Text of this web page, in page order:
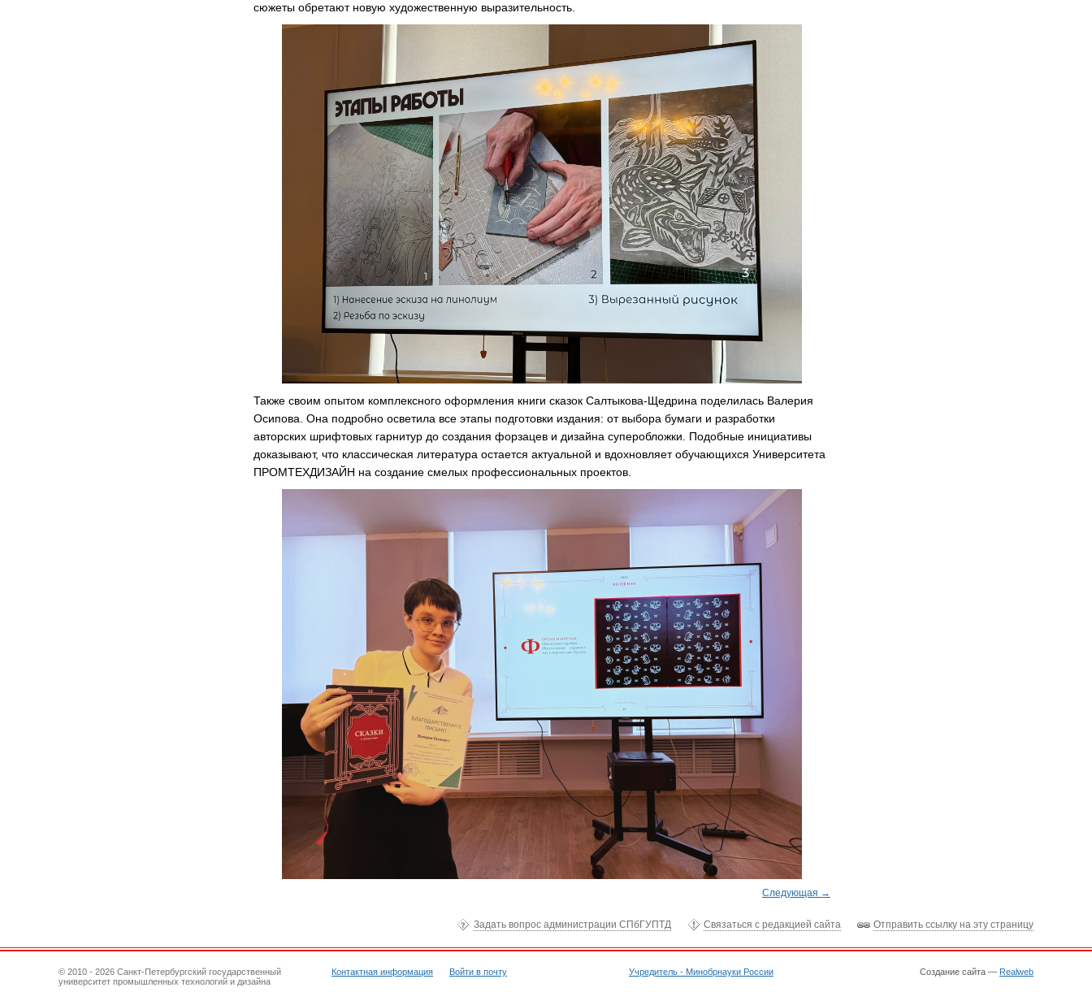
сюжеты обретают новую художественную выразительность.
Также своим опытом комплексного оформления книги сказок Салтыкова-Щедрина поделилась Валерия
Осипова. Она подробно осветила все этапы подготовки издания: от выбора бумаги и разработки
авторских шрифтовых гарнитур до создания форзацев и дизайна суперобложки. Подобные инициативы
доказывают, что классическая литература остается актуальной и вдохновляет обучающихся Университета
ПРОМТЕХДИЗАЙН на создание смелых профессиональных проектов.
Следующая →
Отправить ссылку на эту страницу
Связаться с редакцией сайта
Задать вопрос администрации СПбГУПТД
© 2010 - 2026 Санкт-Петербургский государственный
университет промышленных технологий и дизайна
Контактная информация Войти в почту Учредитель - Минобрнауки России Создание сайта — Realweb